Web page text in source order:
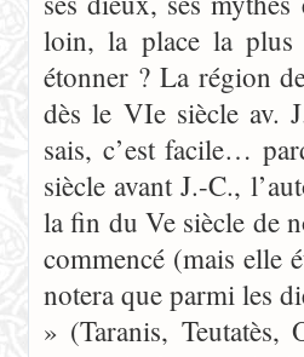
loin, la place la plus
étonner ? La région
dès le VIe siècle av.
sais, c’est facile…
siècle avant J.-C.,
la fin du Ve siècle de
commencé (mais elle
notera que parmi les
» (Taranis, Teutatès,